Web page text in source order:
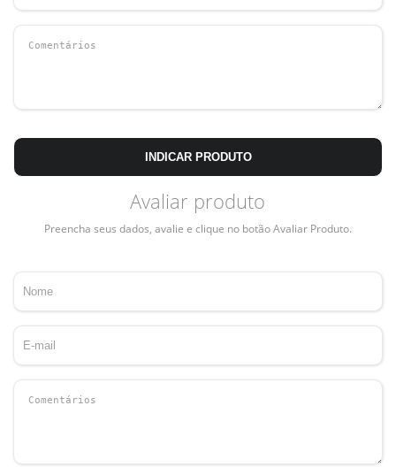
INDICAR PRODUTO
Avaliar produto
Preencha seus dados, avalie e clique no botão Avaliar Produto.